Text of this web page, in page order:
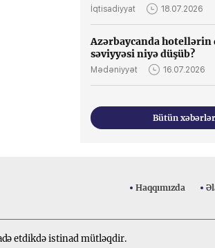
İqtisadiyyat 18.07.2026
Azərbaycanda hotellərin
səviyyəsi niyə düşüb?
Mədəniyyət 16.07.2026
Bütün xəbərlər
Haqqımızda
etdikdə istinad mütləqdir.